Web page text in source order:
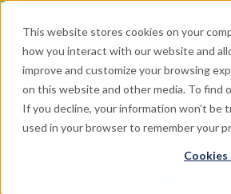
This website stores cookies on your
how you interact with our website and
improve and customize your browsing
on this website and other media. To find
If you decline, your information won’t
used in your browser to remember your
Das